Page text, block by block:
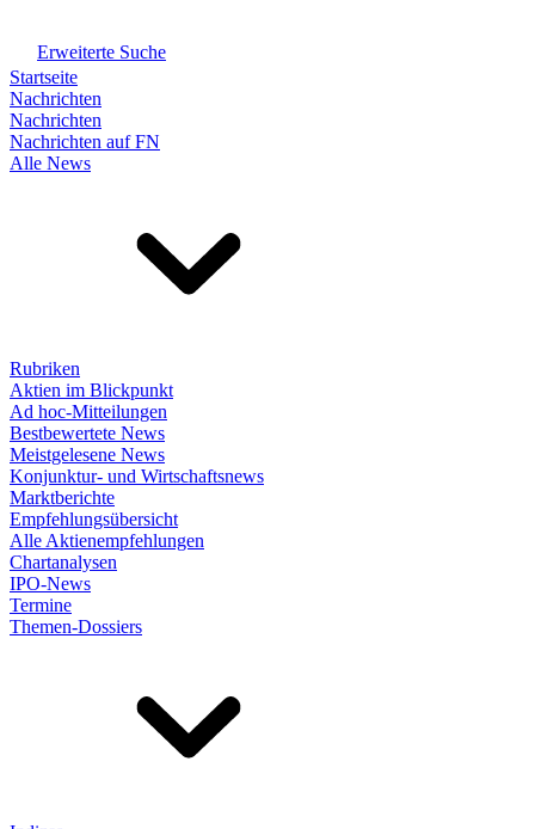
Erweiterte Suche
Startseite
Nachrichten
Nachrichten
Nachrichten auf FN
Alle News
Rubriken
Aktien im Blickpunkt
Ad hoc-Mitteilungen
Bestbewertete News
Meistgelesene News
Konjunktur- und Wirtschaftsnews
Marktberichte
Empfehlungsübersicht
Alle Aktienempfehlungen
Chartanalysen
IPO-News
Termine
Themen-Dossiers